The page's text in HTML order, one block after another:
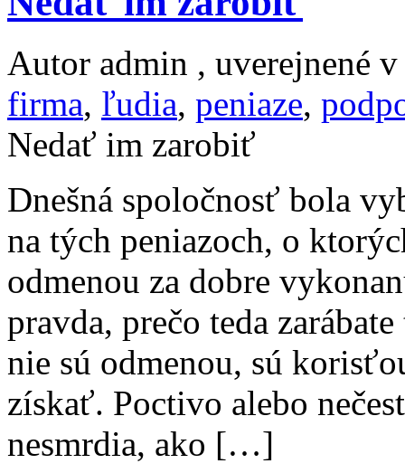
Autor admin , uverejnené
firma, ľudia, peniaze,
Nedať im zarobiť
Dnešná spoločnosť bola
na tých peniazoch, o
odmenou za dobre
pravda, prečo teda
nie sú odmenou, sú
získať. Poctivo alebo
nesmrdia, ako […]